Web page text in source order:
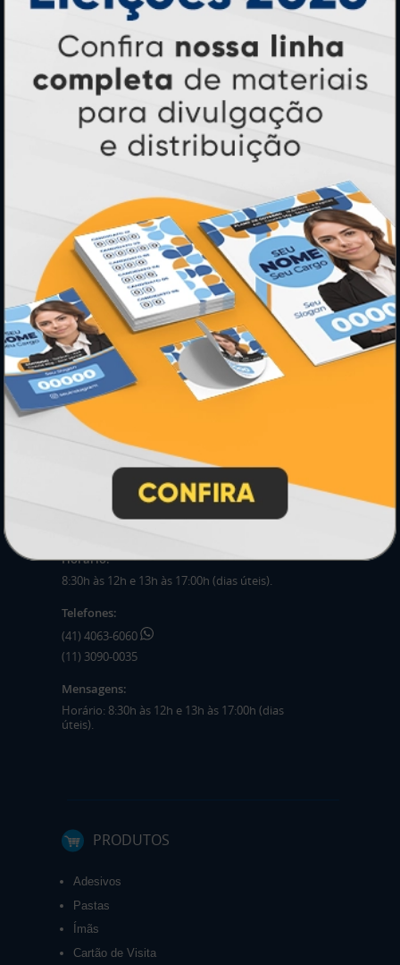
Formas de Pagamento
Lista de Balcões
Lista de Preços
Mapa do Site
Sobre Nós
Termos de Uso
Relatório de Transparência e Igualdade
INSTRUÇÕES
Inicio
Como Comprar
Como exportar em PDF/X1-a
Entrega 12 Horas
Garantia
Montagem e Fechamento de Arquivo
Perguntas Frequentes
HORÁRIOS
Horário:
8:30h às 12h e 13h às 17:00h (dias úteis).
Telefones:
(41) 4063-6060
(11) 3090-0035
Mensagens:
Horário: 8:30h às 12h e 13h às 17:00h (dias
úteis).
PRODUTOS
Adesivos
Pastas
Ímãs
Cartão de Visita